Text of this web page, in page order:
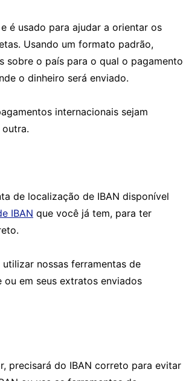
é usado para ajudar a orientar os
Usando um formato padrão,
sobre o país para o qual o pagamento
o dinheiro será enviado.
internacionais sejam
de localização de IBAN disponível
IBAN que você já tem, para ter
nossas ferramentas de
em seus extratos enviados
precisará do IBAN correto para evitar